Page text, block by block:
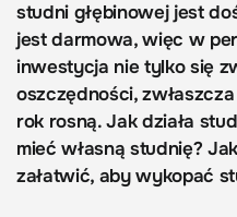
studni głębinowej jest
jest darmowa, więc w
inwestycja nie tylko się
oszczędności,
rok rosną. Jak działa
mieć własną studnię?
załatwić, aby wykopać